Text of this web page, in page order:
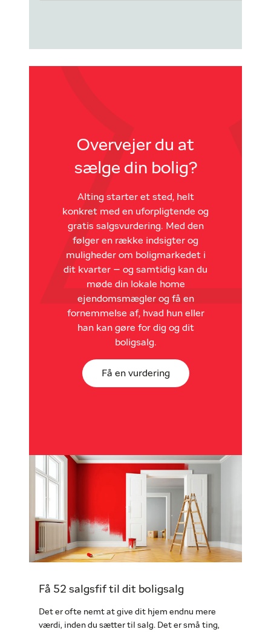
Overvejer du at
sælge din bolig?
Alting starter et sted, helt
konkret med en uforpligtende og
gratis salgsvurdering. Med den
følger en række indsigter og
muligheder om boligmarkedet i
dit kvarter – og samtidig kan du
møde din lokale home
ejendomsmægler og få en
fornemmelse af, hvad hun eller
han kan gøre for dig og dit
boligsalg.
Få en vurdering
Få 52 salgsfif til dit boligsalg
Det er ofte nemt at give dit hjem endnu mere
værdi, inden du sætter til salg. Det er små ting,